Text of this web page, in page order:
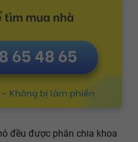
đều được phân chia khoa